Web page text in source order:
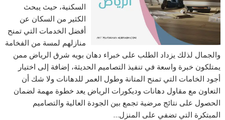
السكنية، حيث يبحث
الكثير من السكان عن
أفضل الخدمات التي تمنح
منازلهم لمسة من الفخامة
والجمال لذلك يزداد الطلب على خبراء دهان بويه شرق الرياض ممن
يمتلكون خبرة واسعة في تنفيذ التصاميم الحديثة، إضافة إلى اختيار
أجود الخامات التي تمنح المتانة وطول العمر للدهانات ولا شك أن
التعاون مع مقاول دهانات وديكورات الرياض يعد خطوة مهمة لضمان
الحصول على نتائج مرضية تجمع بين الجودة العالية والتصاميم
المبتكرة التي تضفي على المنزل…